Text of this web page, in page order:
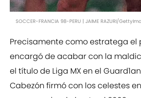
SOCCER-FRANCIA 98-PERU | JAIME RAZURI/
Precisamente como estratega el
encargó de acabar con la
el título de Liga MX en el
Cabezón firmó con los celestes